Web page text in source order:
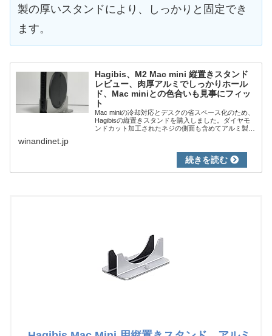
製の厚いスタンドにより、しっかりと固定でき
ます。
Hagibis、M2 Mac mini 縦置きスタンド
レビュー、肉厚アルミでしっかりホール
ド、Mac miniとの色合いも見事にフィッ
ト
Mac miniの冷却対応とデスクの省スペース化のため、
Hagibisの縦置きスタンドを購入しました。ダイヤモ
ンドカット加工されたネジの側面も含めてアルミ製と
winandinet.jp